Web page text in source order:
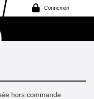
Connexion
hors commande